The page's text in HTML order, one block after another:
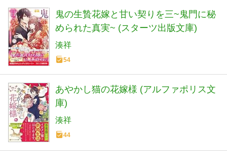
鬼の生贄花嫁と甘い契りを三~鬼門に秘
められた真実~ (スターツ出版文庫)
湊祥
54
あやかし猫の花嫁様 (アルファポリス文
庫)
湊祥
44